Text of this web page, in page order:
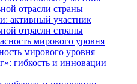
активный участник
отрасли страны
мирового уровня